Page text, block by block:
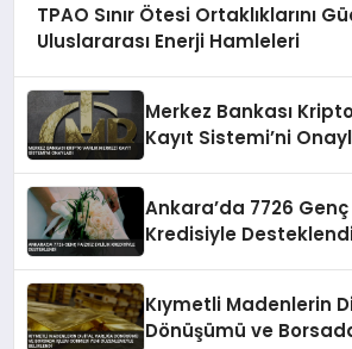
TPAO Sınır Ötesi Ortaklıklarını
Uluslararası Enerji Hamleleri
Merkez Bankası
Kayıt Sistemi’ni
Ankara’da 7726
Kredisiyle
Kıymetli Madenlerin
Dönüşümü ve